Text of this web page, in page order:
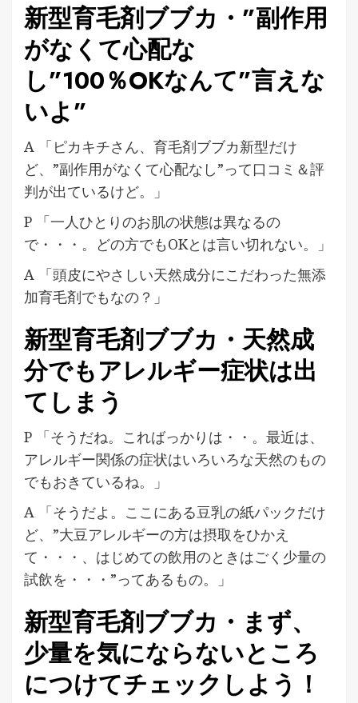
新型育毛剤ブブカ・”副作用
がなくて心配な
し”100％OKなんて”言えな
いよ”
A 「ピカキチさん、育毛剤ブブカ新型だけ
ど、”副作用がなくて心配なし”って口コミ＆評
判が出ているけど。」
P 「一人ひとりのお肌の状態は異なるの
で・・・。どの方でもOKとは言い切れない。」
A 「頭皮にやさしい天然成分にこだわった無添
加育毛剤でもなの？」
新型育毛剤ブブカ・天然成
分でもアレルギー症状は出
てしまう
P 「そうだね。こればっかりは・・。最近は、
アレルギー関係の症状はいろいろな天然のもの
でもおきているね。」
A 「そうだよ。ここにある豆乳の紙パックだけ
ど、”大豆アレルギーの方は摂取をひかえ
て・・・、はじめての飲用のときはごく少量の
試飲を・・・”ってあるもの。」
新型育毛剤ブブカ・まず、
少量を気にならないところ
につけてチェックしよう！